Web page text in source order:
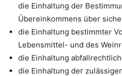
die Einhaltung der
Übereinkommens über
die Einhaltung bestimmter
Lebensmittel- und des
die Einhaltung
die Einhaltung der